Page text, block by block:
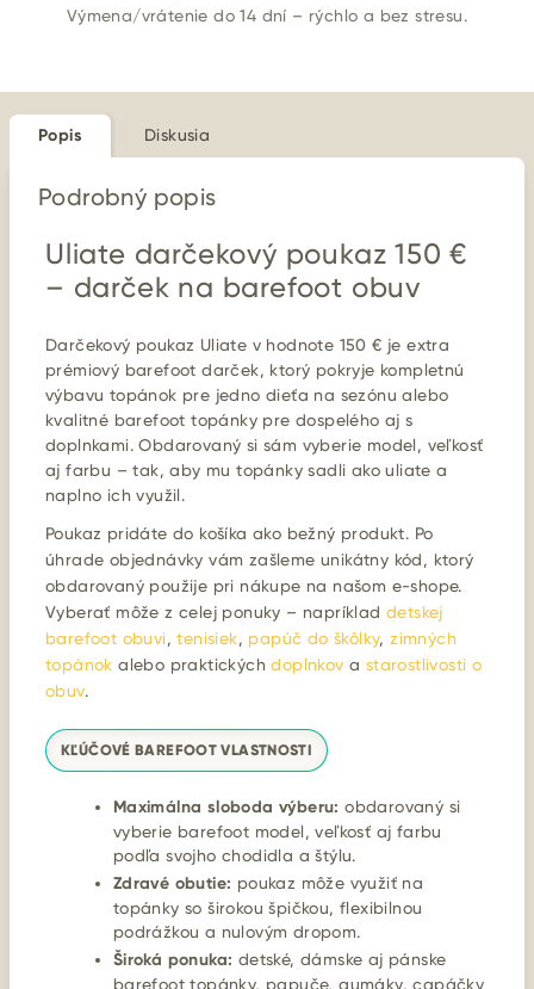
Výmena/vrátenie do 14 dní – rýchlo a bez stresu.
Popis Diskusia
Podrobný popis
Uliate darčekový poukaz 150 €
– darček na barefoot obuv
Darčekový poukaz Uliate v hodnote 150 € je extra
prémiový barefoot darček, ktorý pokryje kompletnú
výbavu topánok pre jedno dieťa na sezónu alebo
kvalitné barefoot topánky pre dospelého aj s
doplnkami. Obdarovaný si sám vyberie model, veľkosť
aj farbu – tak, aby mu topánky sadli ako uliate a
naplno ich využil.
Poukaz pridáte do košíka ako bežný produkt. Po
úhrade objednávky vám zašleme unikátny kód, ktorý
obdarovaný použije pri nákupe na našom e-shope.
Vyberať môže z celej ponuky – napríklad detskej
barefoot obuvi,tenisiek, papúč do škôlky,zimných
topánok alebo praktickýchdoplnkov a starostlivosti o
obuv.
KĽÚČOVÉ BAREFOOT VLASTNOSTI
Maximálna sloboda výberu: obdarovaný si
vyberie barefoot model, veľkosť aj farbu
podľa svojho chodidla a štýlu.
Zdravé obutie: poukaz môže využiť na
topánky so širokou špičkou, flexibilnou
podrážkou a nulovým dropom.
Široká ponuka: detské, dámske aj pánske
barefoot topánky, papuče, gumáky, capáčky